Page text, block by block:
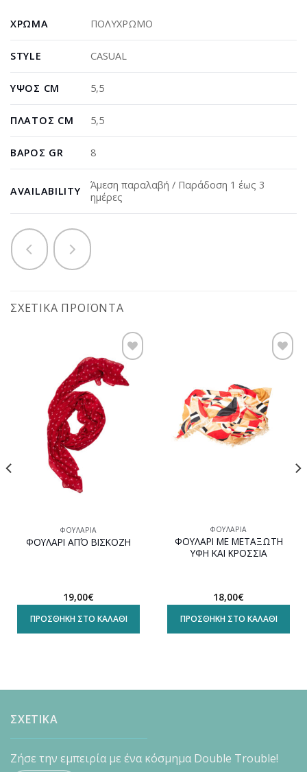
ΧΡΏΜΑ ΠΟΛΥΧΡΩΜΟ
STYLE CASUAL
ΎΨΟΣ CM 5,5
ΠΛΆΤΟΣ CM 5,5
ΒΆΡΟΣ GR 8
AVAILABILITY
Άμεση παραλαβή / Παράδοση 1 έως 3
ημέρες
ΣΧΕΤΙΚΆ ΠΡΟΪΌΝΤΑ
Προσθήκη
ΦΟΥΛΆΡΙΑ
ΦΟΥΛΑΡΙ ΑΠΌ ΒΙΣΚΟΖΗ
19,00€
ΠΡΟΣΘΉΚΗ ΣΤΟ ΚΑΛΆΘΙ
στη
wishlist
ΦΟΥΛΆΡΙΑ
ΦΟΥΛΑΡΙ ΜΕ ΜΕΤΑΞΩΤΗ
ΥΦΗ ΚΑΙ ΚΡΟΣΣΙΑ
18,00€
ΠΡΟΣΘΉΚΗ ΣΤΟ ΚΑΛΆΘΙ
ΣΧΕΤΙΚΑ
Ζήσε την εμπειρία με ένα κόσμημα Double Trouble!